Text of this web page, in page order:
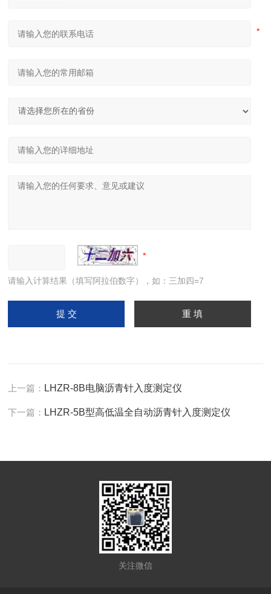
请输入计算结果（填写阿拉伯数字），如：三加四=7
上一篇： LHZR-8B电脑沥青针入度测定仪
下一篇： LHZR-5B型高低温全自动沥青针入度测定仪
关注微信